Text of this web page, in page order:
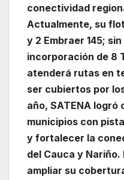
conectividad
Actualmente, su
y 2 Embraer 145;
incorporación de 8
atenderá rutas en
ser cubiertos por
año, SATENA logró
municipios con
y fortalecer la
del Cauca y
ampliar su